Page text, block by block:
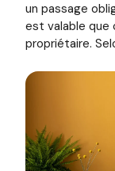
un passage
est valable que
propriétaire.